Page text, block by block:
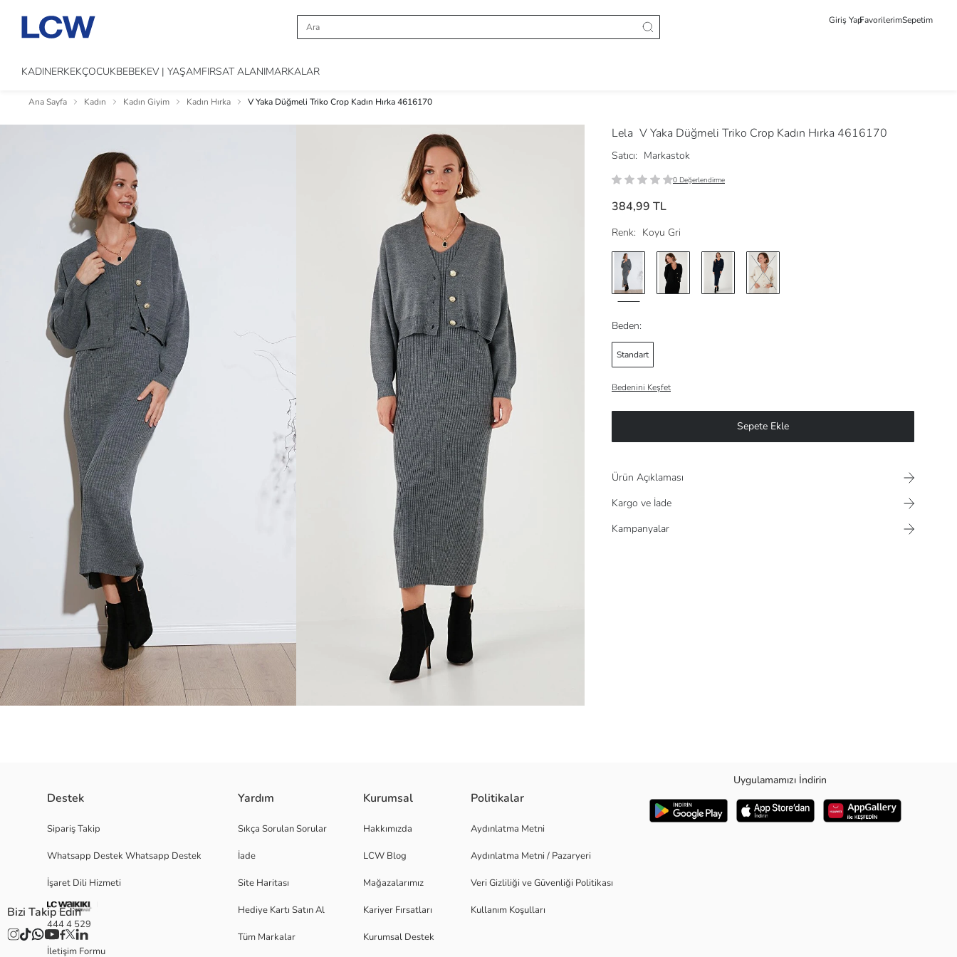
Giriş YapFavorilerimSepetim
KADINERKEKÇOCUKBEBEKEV | YAŞAMFIRSAT ALANIMARKALAR
Ana Sayfa Kadın Kadın Giyim Kadın Hırka V Yaka Düğmeli Triko Crop Kadın Hırka 4616170
Lela V Yaka Düğmeli Triko Crop Kadın Hırka 4616170
Satıcı: Markastok
0 Değerlendirme
384,99 TL
Renk: Koyu Gri
Beden:
Standart
Bedenini Keşfet
Sepete Ekle
Ürün Açıklaması
Kargo ve İade
Kampanyalar
Marka : Lela Model : Crop Hırka Giyim Tarzı : Günlük/Casual Materyal : % 100 Soft Akrilik Yaka Bilgisi : V YakaKapama Bilgisi : Düğme Kol Bilgisi : Uzun KolManken Ölçüsü : Boy : 1.78 cm / Göğüs : 81 cm / Bel : 60 cm /
Basen : 89 cm / Beden : OneSizeÜretim Yeri : Türkiye
Cinsiyet:
Kalıp:
Kumaş:
Destek
Sipariş Takip
Whatsapp Destek Whatsapp Destek
İşaret Dili Hizmeti
444 4 529
İletişim Formu
Yardım
Sıkça Sorulan Sorular
İade
Site Haritası
Hediye Kartı Satın Al
Tüm Markalar
Kurumsal
Hakkımızda
LCW Blog
Mağazalarımız
Kariyer Fırsatları
Kurumsal Destek
Politikalar
Aydınlatma Metni
Aydınlatma Metni / Pazaryeri
Veri Gizliliği ve Güvenliği Politikası
Kullanım Koşulları
Uygulamamızı İndirin
Bizi Takip Edin